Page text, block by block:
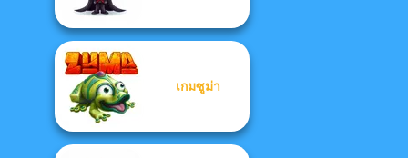
เกมซูม่า